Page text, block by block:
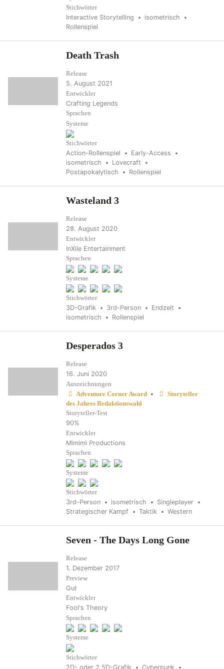
Stichwörter
Interactive Storytelling
isometrisch
Rollenspiel
Death Trash
Release
5. August 2021
Entwickler
Crafting Legends
Sprachen
Systeme
Stichwörter
Action-Rollenspiel
Early-Access
isometrisch
Lovecraft
Postapokalytisch
Rollenspiel
Wasteland 3
Release
28. August 2020
Entwickler
InXile Entertainment
Sprachen
Systeme
Stichwörter
3D-Grafik 3rd-Person
Endzeit
isometrisch
Rollenspiel
Desperados 3
Release
16. Juni 2020
Auszeichnungen
Adventure Corner Award •
Storyteller
des Jahres Redaktionswahl
Storyteller-Test
90%
Entwickler
Mimimi Productions
Sprachen
Systeme
Stichwörter
3rd-Person isometrisch
Singleplayer
Strategischer Kampf
Taktik Western
Seven - The Days Long Gone
Release
1. Dezember 2017
Preview
Gut
Entwickler
Fool's Theory
Sprachen
Systeme
Stichwörter
2D- oder 2.5D-Grafik Cyberpunk